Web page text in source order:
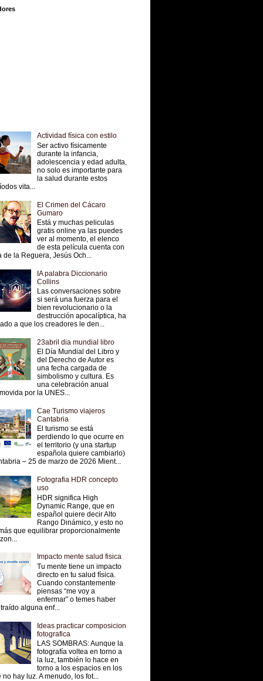
Actividad física con estilo
Ser activo físicamente
durante la infancia,
adolescencia y edad adulta,
no solo es importante para
la salud durante estos
vita...
El Crimen del Cácaro
Gumaro
Está y muchas peliculas
gratis online ya las puedes
ver al momento, el elenco
de esta película cuenta con
de la Reguera, Jesús Och...
IA palabra Diccionario
Collins
Las conversaciones sobre
si será una fuerza para el
bien revolucionario o la
destrucción apocalíptica, ha
a que los creadores le den...
23abril dia mundial libro
El Día Mundial del Libro y
del Derecho de Autor es
una fecha cargada de
simbolismo y cultura. Es
una celebración anual
por la UNES...
Cae Turismo viajeros
Cantabria
El turismo se está
perdiendo lo que ocurre en
el territorio (y una startup
española quiere cambiarlo)
– 25 de marzo de 2026 Mient...
Fotografia HDR concepto
uso
HDR significa High
Dynamic Range, que en
español quiere decir Alto
Rango Dinámico, y esto no
que equilibrar proporcionalmente
Impacto mente salud fisica
Tu mente tiene un impacto
directo en tu salud física.
Cuando constantemente
piensas “me voy a
enfermar” o temes haber
alguna enf...
Ideas practicar composicion
fotografica
LAS SOMBRAS: Aunque la
fotografía voltea en torno a
la luz, también lo hace en
torno a los espacios en los
no hay luz. A menudo, los fot...